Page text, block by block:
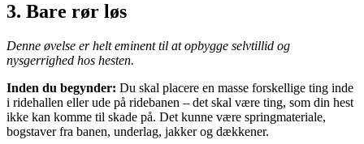
3. Bare rør løs
Denne øvelse er helt eminent til at opbygge selvtillid og
nysgerrighed hos hesten.
Inden du begynder: Du skal placere en masse forskellige ting inde
i ridehallen eller ude på ridebanen – det skal være ting, som din hest
ikke kan komme til skade på. Det kunne være springmateriale,
bogstaver fra banen, underlag, jakker og dækkener.